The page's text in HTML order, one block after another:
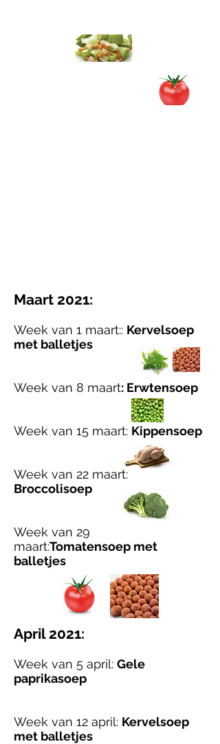
Maart 2021:
Week van 1 maart:: Kervelsoep
met balletjes
Week van 8 maart: Erwtensoep
Week van 15 maart: Kippensoep
Week van 22 maart:
Broccolisoep
Week van 29
maart:Tomatensoep met
balletjes
April 2021:
Week van 5 april: Gele
paprikasoep
Week van 12 april: Kervelsoep
met balletjes